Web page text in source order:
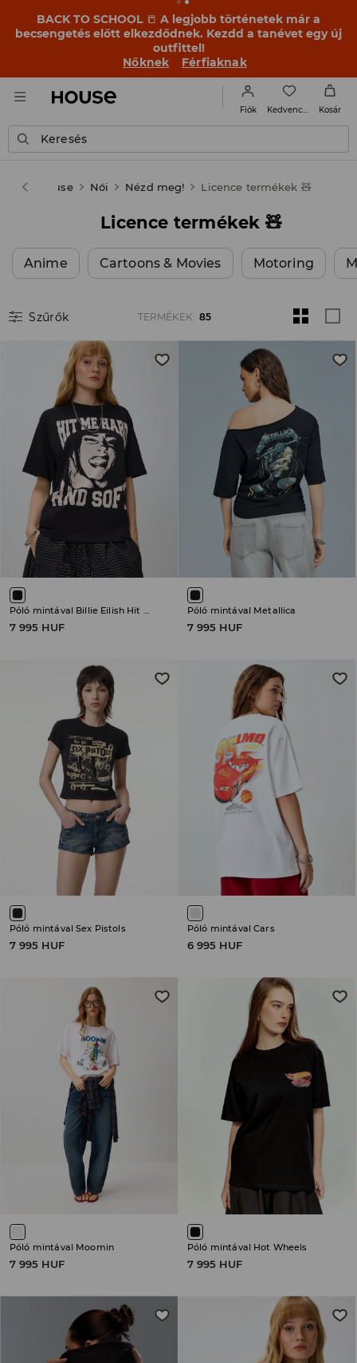
OMG, milyen olcsó! Hagyd, hogy meglepjenek – nézd
meg a VÉGSŐ LEÁRAZÁS új árait ➡️
Nőknek
Férfiaknak
Fiók Kosár
Keresés
House Női Nézd meg! Licence termékek 🧸
Licence termékek 🧸
Anime Cartoons & Movies Motoring
Szűrők TERMÉKEK: 85
7 995 HUF
Póló mintával Metallica
7 995 HUF
Póló mintával Sex Pistols
7 995 HUF
Póló mintával Cars
6 995 HUF
Póló mintával Moomin
7 995 HUF
Póló mintával Hot Wheels
7 995 HUF